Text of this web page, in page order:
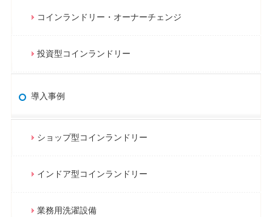
コインランドリー・オーナーチェンジ
投資型コインランドリー
導入事例
ショップ型コインランドリー
インドア型コインランドリー
業務用洗濯設備